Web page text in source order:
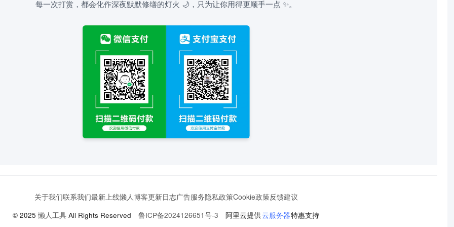
每一次打赏，都会化作深夜默默修缮的灯火 🌙，只为让你用得更顺手一点 ✨。
关于我们联系我们最新上线懒人博客更新日志广告服务隐私政策Cookie政策反馈建议
© 2025懒人工具 All Rights Reserved 鲁ICP备2024126651号-3 阿里云提供云服务器特惠支持